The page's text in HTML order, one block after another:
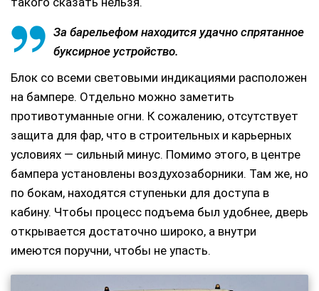
За барельефом находится удачно спрятанное
буксирное устройство.
Блок со всеми световыми индикациями расположен
на бампере. Отдельно можно заметить
противотуманные огни. К сожалению, отсутствует
защита для фар, что в строительных и карьерных
условиях — сильный минус. Помимо этого, в центре
бампера установлены воздухозаборники. Там же, но
по бокам, находятся ступеньки для доступа в
кабину. Чтобы процесс подъема был удобнее, дверь
открывается достаточно широко, а внутри
имеются поручни, чтобы не упасть.